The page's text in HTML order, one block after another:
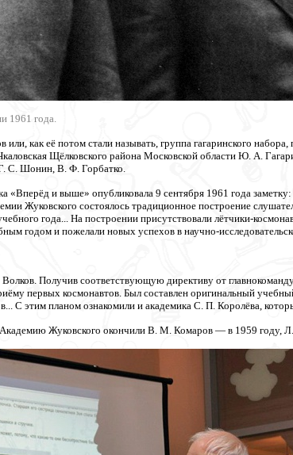
1961 года.
или, как её потом стали называть, группа гагаринского
Щёлковского района Московской области Ю. А.
С. Шонин, В. Ф. Горбатко.
«Вперёд и выше» опубликовала 9 сентября 1961 года
Жуковского состоялось традиционное построение
года... На построении присутствовали лётчики-
годом и пожелали новых успехов в научно-
Волков. Получив соответствующую директиву от
первых космонавтов. Был составлен оригинальный
С этим планом ознакомили и академика С. П. Королёва,
Академию Жуковского окончили В. М. Комаров — в 1959